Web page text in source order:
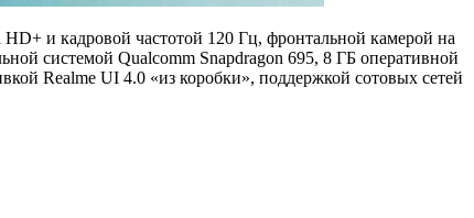
и кадровой частотой 120 Гц, фронтальной камерой на
системой Qualcomm Snapdragon 695, 8 ГБ оперативной
Realme UI 4.0 «из коробки», поддержкой сотовых сетей